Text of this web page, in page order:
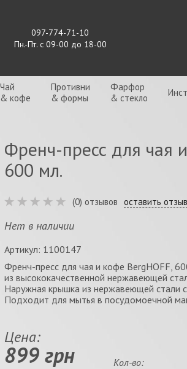
097-774-71-10
Пн.-Пт. с 09-00 до 18-00
Чай
& кофе
Противни
& формы
Фарфор
& стекло
Френч-пресс для чая
600 мл.
(0) отзывов оставить отзыв
Нет в наличии
Артикул: 1100147
Френч-пресс для чая и кофе BergHOFF,
из высококачественной нержавеющей
Наружная крышка из нержавеющей стали
Подходит для мытья в посудомоечной
Цена:
899 грн Кол-во: